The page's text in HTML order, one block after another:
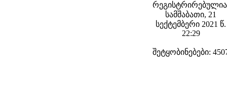
სამშაბათი, 21
სექტემბერი 2021 წ.
22:29
შეტყობინებები: